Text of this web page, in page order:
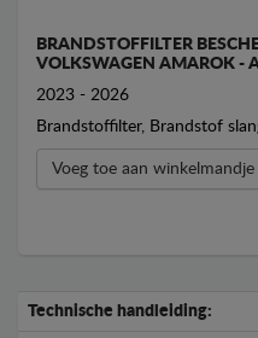
BRANDSTOFFILTER
VOLKSWAGEN AMAROK -
2023 - 2026
Brandstoffilter, Brandstof
Voeg toe aan winkelmandje
Technische handleiding: